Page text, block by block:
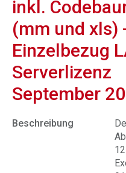
inkl.
(mm und xls)
Einzelbezug
Serverlizenz
September
Beschreibung